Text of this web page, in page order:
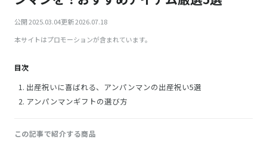
公開 2025.03.04更新 2026.07.18
本サイトはプロモーションが含まれています。
目次
出産祝いに喜ばれる、アンパンマンの出産祝い5選
アンパンマンギフトの選び方
この記事で紹介する商品